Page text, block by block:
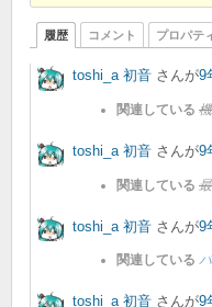
履歴 コメント プロパテ
toshi_a 初音 さんが9
関連している
toshi_a 初音 さんが9
関連している
toshi_a 初音 さんが9
関連している
toshi_a 初音 さんが9